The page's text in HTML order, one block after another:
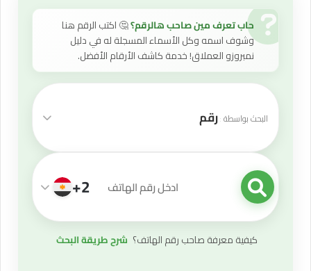
حاب تعرف مين صاحب هالرقم؟🤔 اكتب الرقم هنا
وشوف اسمه وكل الأسماء المسجلة له في دليل
نمبروزو العملاق! خدمة كاشف الأرقام الأفضل.
البحث بواسطة رقم
+2 قيمة البحث
كيفية معرفة صاحب رقم الهاتف؟ شرح طريقة البحث